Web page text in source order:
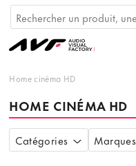
Home cinéma HD
HOME CINÉMA HD
Catégories Marques